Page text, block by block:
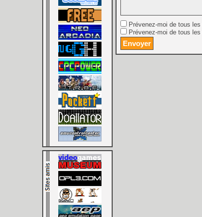
Prévenez-moi de tous
Prévenez-moi de tous